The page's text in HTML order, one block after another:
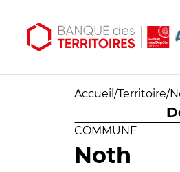
Accueil /Territoire/
COMMUNE
Noth